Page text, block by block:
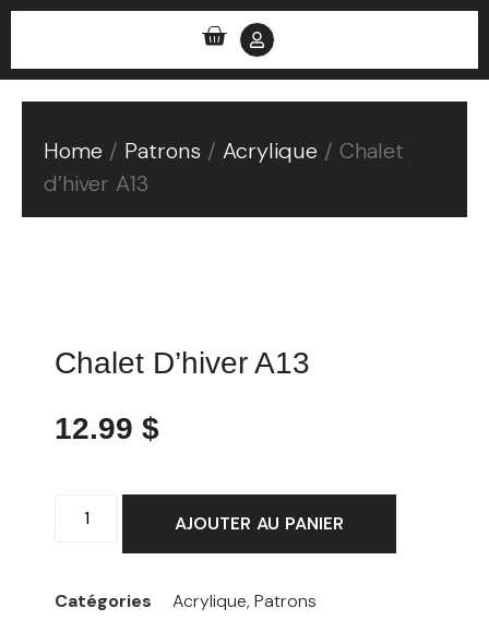
Home / Patrons / Acrylique / Chalet
d’hiver A13
Chalet D’hiver A13
12.99 $
AJOUTER AU PANIER
Catégories Acrylique, Patrons